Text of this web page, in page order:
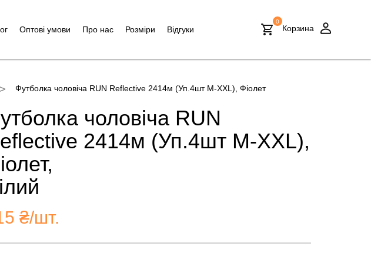
Оптові умови Про нас Розміри Відгуки
0
Корзина
Футболка чоловіча RUN Reflective 2414м (Уп.4шт M-XXL), Фіолет
чоловіча RUN
2414м (Уп.4шт M-XXL),
₴/шт.